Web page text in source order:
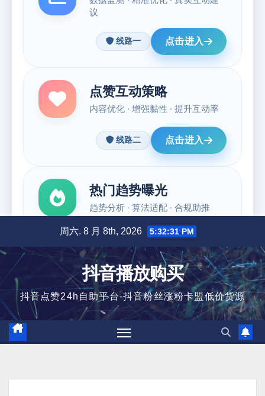
容
周六. 8 月 8th, 2026 5:32:32 PM
抖音播放购买
抖音点赞24h自助平台-抖音粉丝涨粉卡盟低价货源